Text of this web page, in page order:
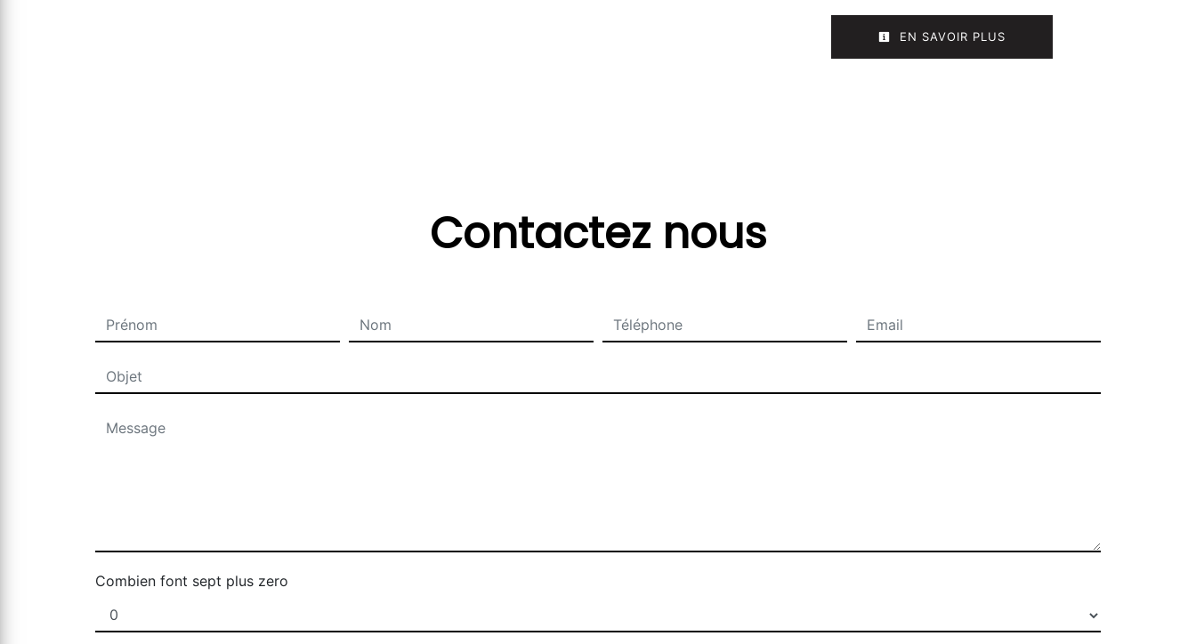
EN SAVOIR PLUS
Contactez nous
Combien font sept plus zero